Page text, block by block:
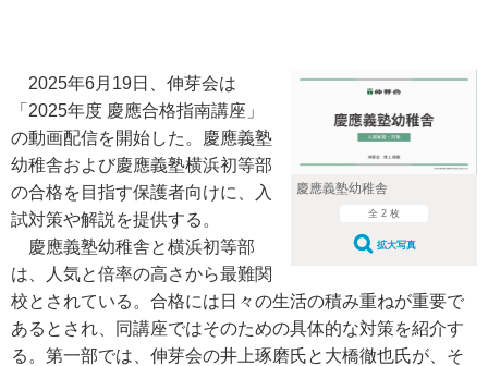
慶應義塾幼稚舎
全 2 枚
拡大写真
2025年6月19日、伸芽会は
「2025年度 慶應合格指南講座」
の動画配信を開始した。慶應義塾
幼稚舎および慶應義塾横浜初等部
の合格を目指す保護者向けに、入
試対策や解説を提供する。
慶應義塾幼稚舎と横浜初等部
は、人気と倍率の高さから最難関
校とされている。合格には日々の生活の積み重ねが重要で
あるとされ、同講座ではそのための具体的な対策を紹介す
る。第一部では、伸芽会の井上琢磨氏と大橋徹也氏が、そ